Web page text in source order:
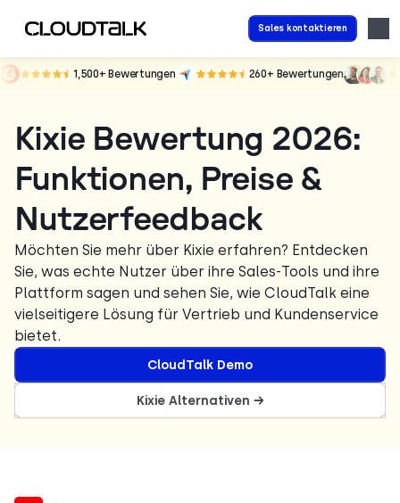
Sales kontaktieren
1,500+ Bewertungen 260+ Bewertungen
Kixie Bewertung 2026:
Funktionen, Preise &
Nutzerfeedback
Möchten Sie mehr über Kixie erfahren? Entdecken
Sie, was echte Nutzer über ihre Sales-Tools und ihre
Plattform sagen und sehen Sie, wie CloudTalk eine
vielseitigere Lösung für Vertrieb und Kundenservice
bietet.
CloudTalk Demo
Kixie Alternativen →